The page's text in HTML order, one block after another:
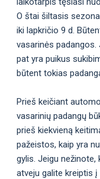
O štai šiltasis
iki lapkričio 9 d.
vasarinės
pat yra puikus
būtent tokias
Prieš keičiant
vasarinių padangų
prieš kiekvieną
pažeistos, kaip yra
gylis. Jeigu nežinote,
atveju galite kreiptis